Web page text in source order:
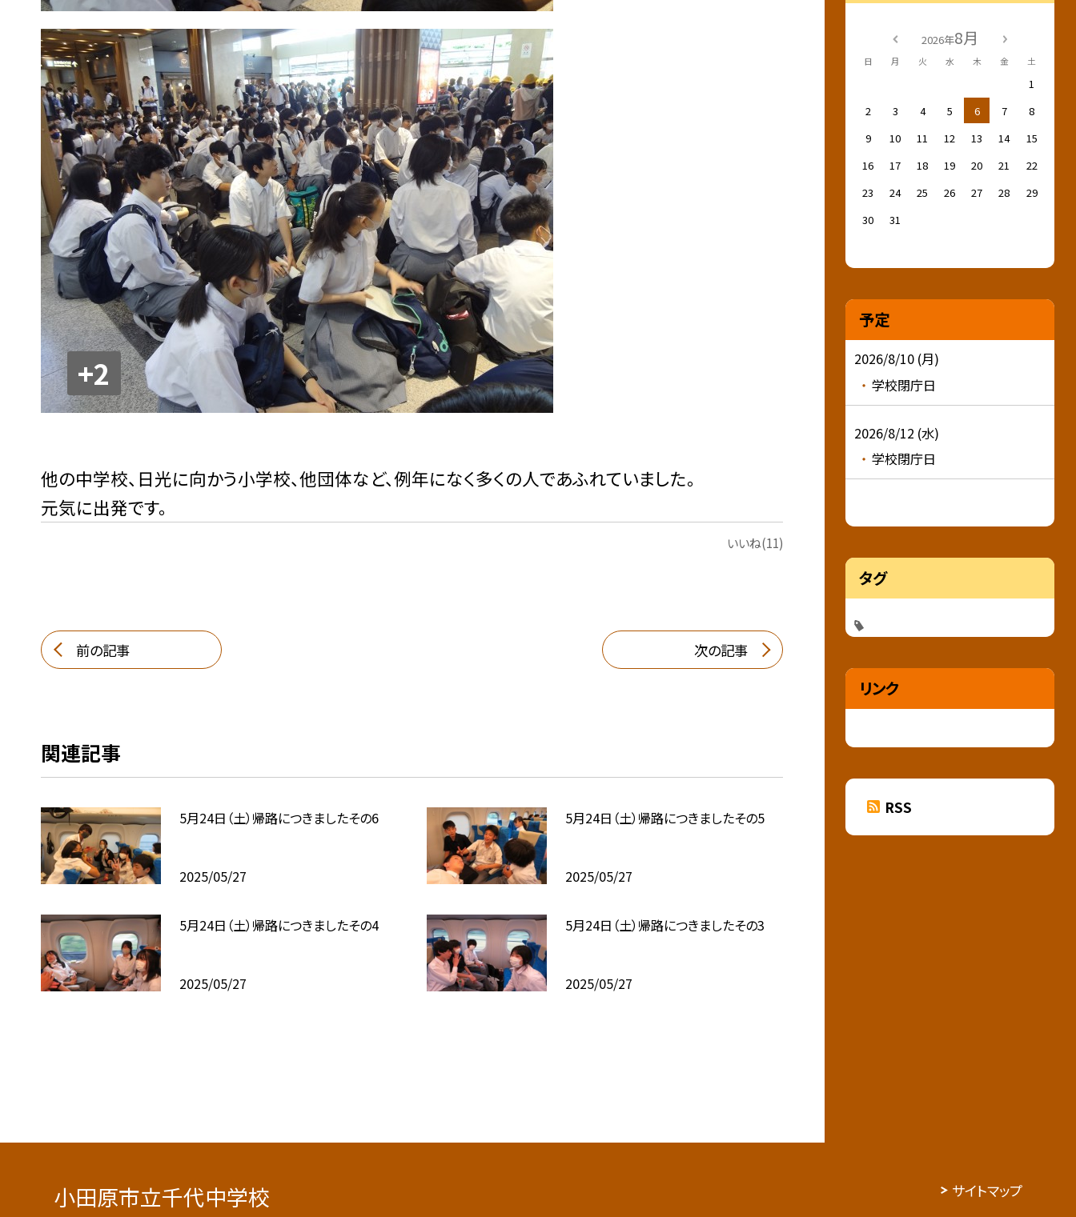
+2
他の中学校、日光に向かう小学校、他団体など、例年になく多くの人であふれていました。
元気に出発です。
いいね(11)
前の記事 次の記事
関連記事
5月24日（土）帰路につきましたその6
2025/05/27
5月24日（土）帰路につきましたその5
2025/05/27
5月24日（土）帰路につきましたその4
2025/05/27
5月24日（土）帰路につきましたその3
2025/05/27
2026年8月
日 月 火 水 木 金 土
1
2
3 4 5 6 7
8
9
10 11 12 13 14
15
16
17 18 19 20 21
22
23
24 25 26 27 28
29
30
31
予定
2026/8/10 (月)
学校閉庁日
2026/8/12 (水)
学校閉庁日
タグ
リンク
RSS
小田原市立千代中学校 サイトマップ